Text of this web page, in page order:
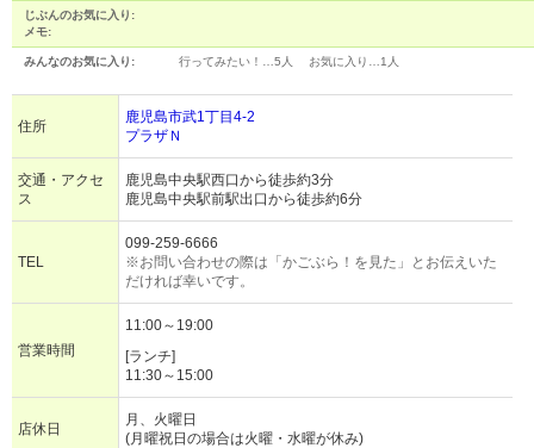
じぶんのお気に入り:
メモ:
みんなのお気に入り: 行ってみたい！… 5人 お気に入り… 1人
住所
鹿児島市武1丁目4-2
プラザＮ
交通・アクセ
ス
鹿児島中央駅西口から徒歩約3分
鹿児島中央駅前駅出口から徒歩約6分
TEL
099-259-6666
※お問い合わせの際は「かごぶら！を見た」とお伝えいた
だければ幸いです。
営業時間
11:00～19:00
[ランチ]
11:30～15:00
店休日
月、火曜日
(月曜祝日の場合は火曜・水曜が休み)